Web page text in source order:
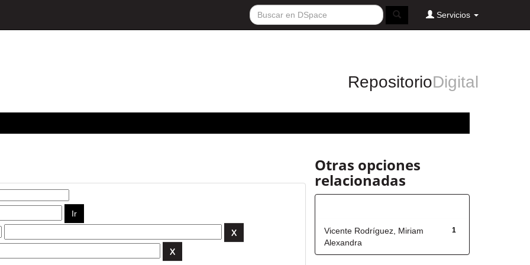
Servicios
RepositorioDigital
Otras opciones
relacionadas
1
Vicente Rodríguez, Miriam
Alexandra